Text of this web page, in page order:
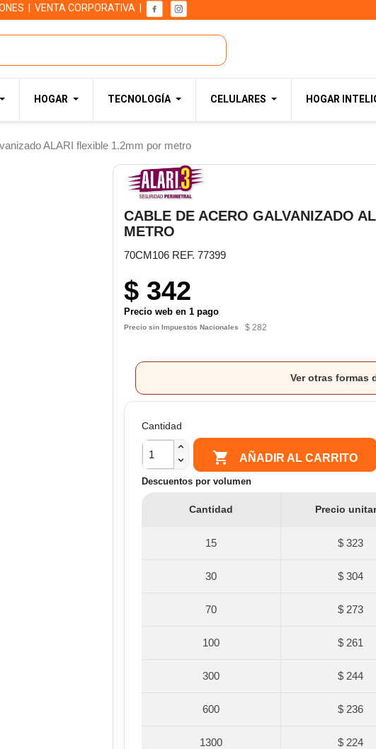
VENTA CORPORATIVA
HOGAR TECNOLOGÍA CELULARES HOGAR
ALARI flexible 1.2mm por metro
CABLE DE ACERO GALVANIZADO
METRO
70CM106 REF. 77399
$ 342
Precio web en 1 pago
Precio sin Impuestos Nacionales $ 282
Ver otras formas
Cantidad
 AÑADIR AL CARRITO
Descuentos por volumen
Cantidad Precio
15 $ 323
30 $ 304
70 $ 273
100 $ 261
300 $ 244
600 $ 236
1300 $ 224